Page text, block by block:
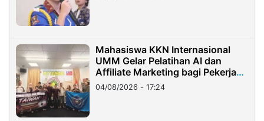
Mahasiswa KKN Internasional
UMM Gelar Pelatihan AI dan
Affiliate Marketing bagi Pekerja
Migran Indonesia di Taiwan
04/08/2026 - 17:24